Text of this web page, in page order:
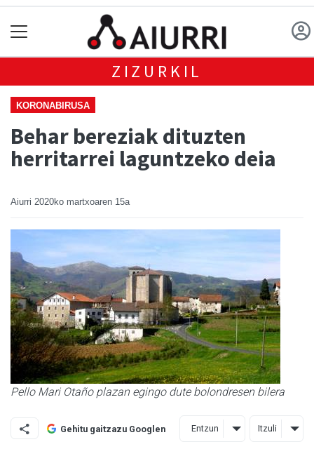
ZIZURKIL
KORONABIRUSA
Behar bereziak dituzten
herritarrei laguntzeko deia
Aiurri 2020ko martxoaren 15a
Pello Mari Otaño plazan egingo dute bolondresen bilera
Gehitu gaitzazu Googlen Entzun Itzuli